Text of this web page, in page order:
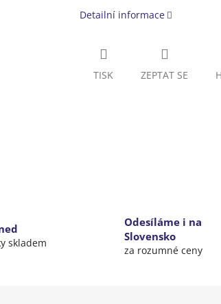
Detailní informace
TISK ZEPTAT SE
skladem
Odesíláme i na
Slovensko
za rozumné ceny